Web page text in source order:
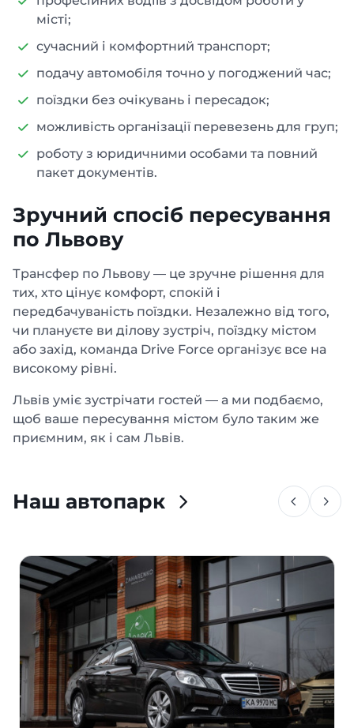
місті;
сучасний і комфортний транспорт;
подачу автомобіля точно у погоджений час;
поїздки без очікувань і пересадок;
можливість організації перевезень для груп;
роботу з юридичними особами та повний
пакет документів.
Зручний спосіб пересування
по Львову
Трансфер по Львову — це зручне рішення для
тих, хто цінує комфорт, спокій і
передбачуваність поїздки. Незалежно від того,
чи плануєте ви ділову зустріч, поїздку містом
або захід, команда Drive Force організує все на
високому рівні.
Львів уміє зустрічати гостей — а ми подбаємо,
щоб ваше пересування містом було таким же
приємним, як і сам Львів.
Наш автопарк